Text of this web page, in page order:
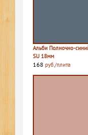
Альби Полночно-
SU 18мм
168 руб./плита